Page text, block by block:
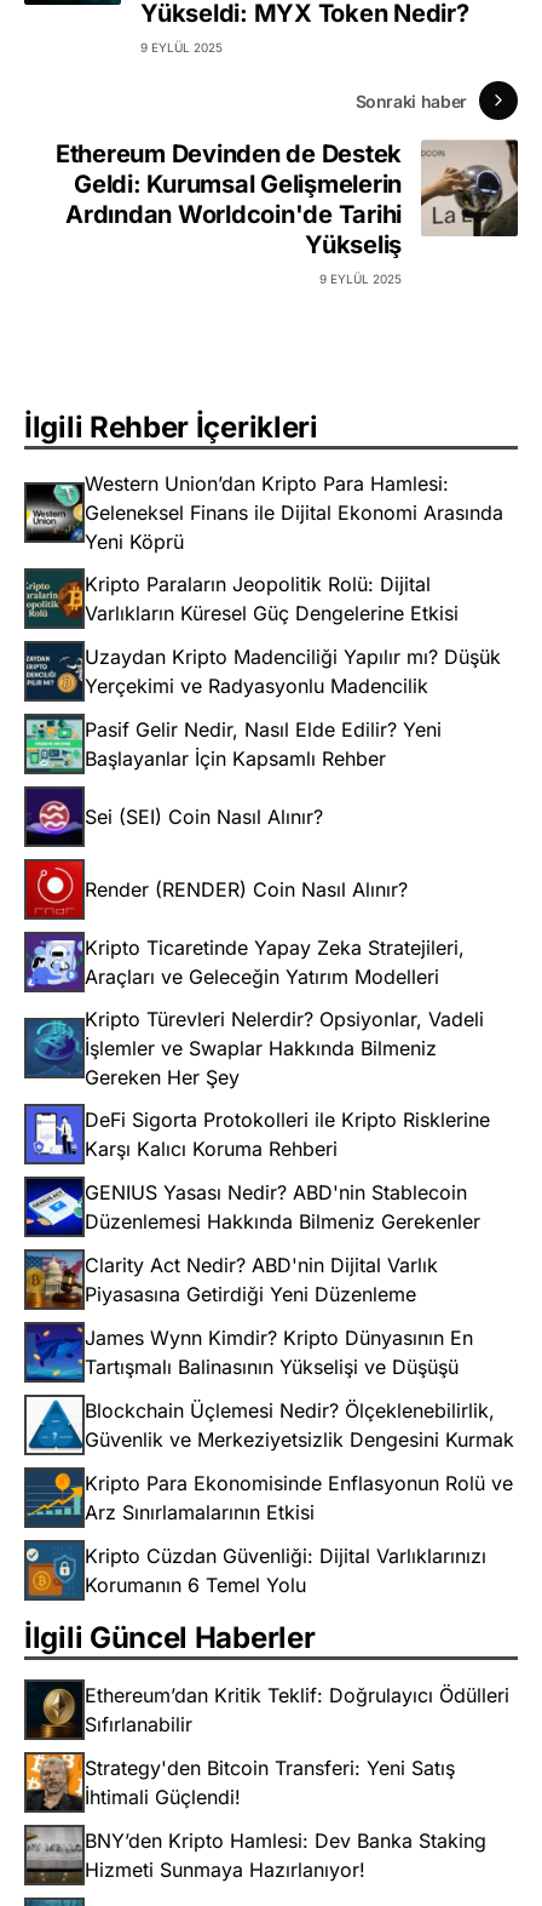
Yükseldi: MYX Token Nedir?
9 EYLÜL 2025
Sonraki haber
Ethe­reum Devinden de Destek
Geldi: Kurumsal Gelişmelerin
Ardından Worldcoin'de Tarihi
Yükseliş
9 EYLÜL 2025
İlgili Rehber İçerikleri
Western Union’dan Kripto Para Hamlesi:
Geleneksel Finans ile Dijital Ekonomi Arasında
Yeni Köprü
Kripto Paraların Jeopolitik Rolü: Dijital
Varlıkların Küresel Güç Dengelerine Etkisi
Uzaydan Kripto Madenciliği Yapılır mı? Düşük
Yerçekimi ve Radyasyonlu Madencilik
Pasif Gelir Nedir, Nasıl Elde Edilir? Yeni
Başlayanlar İçin Kapsamlı Rehber
Sei (SEI) Coin Nasıl Alınır?
Render (RENDER) Coin Nasıl Alınır?
Kripto Ticaretinde Yapay Zeka Stratejileri,
Araçları ve Geleceğin Yatırım Modelleri
Kripto Türevleri Nelerdir? Opsiyonlar, Vadeli
İşlemler ve Swaplar Hakkında Bilmeniz
Gereken Her Şey
DeFi Sigorta Protokolleri ile Kripto Risklerine
Karşı Kalıcı Koruma Rehberi
GENIUS Yasası Nedir? ABD'nin Stablecoin
Düzenlemesi Hakkında Bilmeniz Gerekenler
Clarity Act Nedir? ABD'nin Dijital Varlık
Piyasasına Getirdiği Yeni Düzenleme
James Wynn Kimdir? Kripto Dünyasının En
Tartışmalı Balinasının Yükselişi ve Düşüşü
Blockchain Üçlemesi Nedir? Ölçeklenebilirlik,
Güvenlik ve Merkeziyetsizlik Dengesini Kurmak
Kripto Para Ekonomisinde Enflasyonun Rolü ve
Arz Sınırlamalarının Etkisi
Kripto Cüzdan Güvenliği: Dijital Varlıklarınızı
Korumanın 6 Temel Yolu
İlgili Güncel Haberler
Ethereum’dan Kritik Teklif: Doğrulayıcı Ödülleri
Sıfırlanabilir
Strategy'den Bitcoin Transferi: Yeni Satış
İhtimali Güçlendi!
BNY’den Kripto Hamlesi: Dev Banka Staking
Hizmeti Sunmaya Hazırlanıyor!